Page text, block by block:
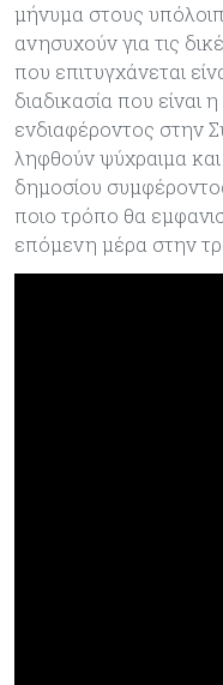
μήνυμα στους
ανησυχούν για τις
που επιτυγχάνεται
διαδικασία που είναι
ενδιαφέροντος στην
ληφθούν ψύχραιμα
δημοσίου
ποιο τρόπο θα
επόμενη μέρα στην